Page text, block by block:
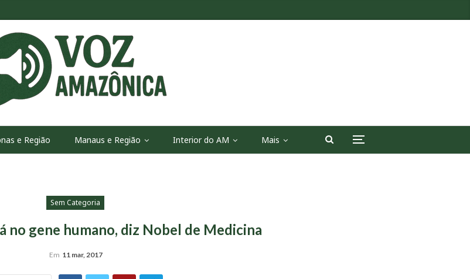
e Região Manaus e Região Interior do AM Mais
Sem Categoria
no gene humano, diz Nobel de Medicina
Em 11 mar, 2017